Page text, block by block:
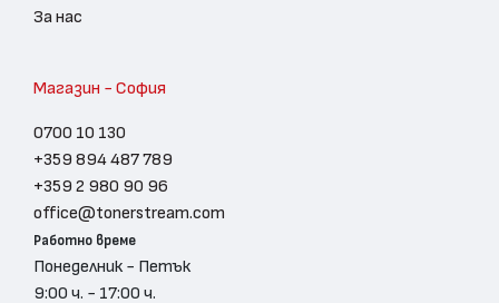
За нас
Магазин - София
0700 10 130
+359 894 487 789
+359 2 980 90 96
office@tonerstream.com
Работно време
Понеделник - Петък
9:00 ч. - 17:00 ч.